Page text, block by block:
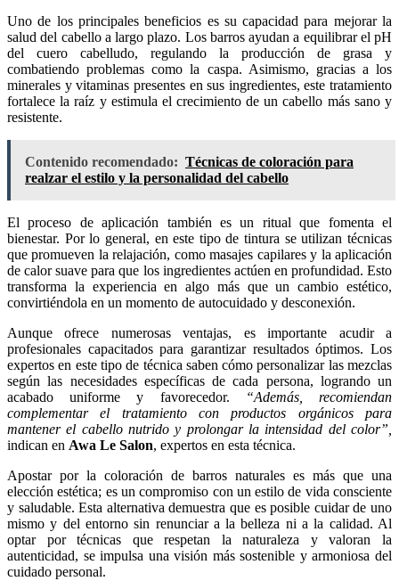
Uno de los principales beneficios es su capacidad para mejorar la
salud del cabello a largo plazo. Los barros ayudan a equilibrar el pH
del cuero cabelludo, regulando la producción de grasa y
combatiendo problemas como la caspa. Asimismo, gracias a los
minerales y vitaminas presentes en sus ingredientes, este tratamiento
fortalece la raíz y estimula el crecimiento de un cabello más sano y
resistente.
Contenido recomendado: Técnicas de coloración para
realzar el estilo y la personalidad del cabello
El proceso de aplicación también es un ritual que fomenta el
bienestar. Por lo general, en este tipo de tintura se utilizan técnicas
que promueven la relajación, como masajes capilares y la aplicación
de calor suave para que los ingredientes actúen en profundidad. Esto
transforma la experiencia en algo más que un cambio estético,
convirtiéndola en un momento de autocuidado y desconexión.
Aunque ofrece numerosas ventajas, es importante acudir a
profesionales capacitados para garantizar resultados óptimos. Los
expertos en este tipo de técnica saben cómo personalizar las mezclas
según las necesidades específicas de cada persona, logrando un
acabado uniforme y favorecedor.
“Además, recomiendan
complementar el tratamiento con productos orgánicos para
mantener el cabello nutrido y prolongar la intensidad del color”,
indican en Awa Le Salon, expertos en esta técnica.
Apostar por la coloración de barros naturales es más que una
elección estética; es un compromiso con un estilo de vida consciente
y saludable. Esta alternativa demuestra que es posible cuidar de uno
mismo y del entorno sin renunciar a la belleza ni a la calidad. Al
optar por técnicas que respetan la naturaleza y valoran la
autenticidad, se impulsa una visión más sostenible y armoniosa del
cuidado personal.